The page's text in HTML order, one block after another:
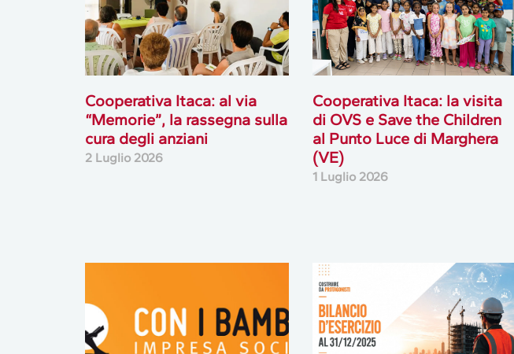
Cooperativa Itaca: al via
“Memorie”, la rassegna sulla
cura degli anziani
2 Luglio 2026
Cooperativa Itaca: la visita
di OVS e Save the Children
al Punto Luce di Marghera
(VE)
1 Luglio 2026